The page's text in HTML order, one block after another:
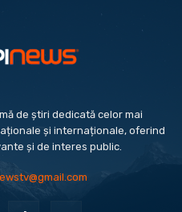
de știri dedicată celor mai
și internaționale, oferind
și de interes public.